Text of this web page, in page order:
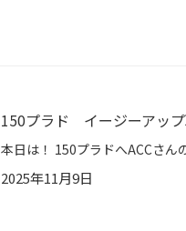
150プラド イージーアッ
2025年11月9日